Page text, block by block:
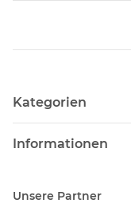
Kategorien
Informationen
Unsere Partner